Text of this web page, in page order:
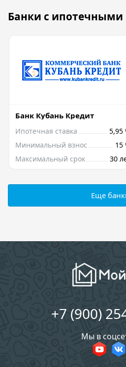
Банки с
Банк Кубань Кредит
Ипотечная ставка
5,95
Минимальный взнос
15
Максимальный срок
30
Еще
+7 (900)
Мы в